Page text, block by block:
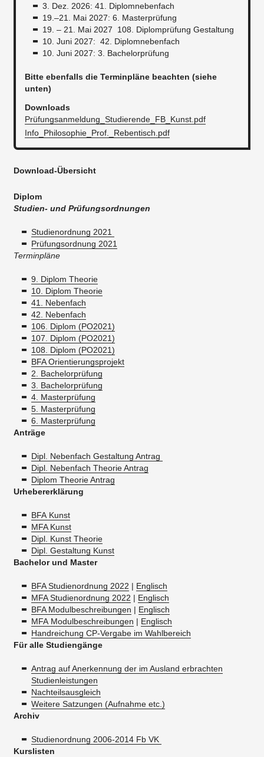
3. Dez. 2026: 41. Diplomnebenfach
19.–21. Mai 2027: 6. Masterprüfung
19. – 21. Mai 2027 108. Diplomprüfung Gestaltung
10. Juni 2027: 42. Diplomnebenfach
10. Juni 2027: 3. Bachelorprüfung
Bitte ebenfalls die Terminpläne beachten (siehe
unten)
Downloads
Prüfungsanmeldung_Studierende_FB_Kunst.pdf
Info_Philosophie_Prof._Rebentisch.pdf
Download-Übersicht
Diplom
Studien- und Prüfungsordnungen
Studienordnung 2021
Prüfungsordnung 2021
Terminpläne
9. Diplom Theorie
10. Diplom Theorie
41. Nebenfach
42. Nebenfach
106. Diplom (PO2021)
107. Diplom (PO2021)
108. Diplom (PO2021)
BFA Orientierungsprojekt
2. Bachelorprüfung
3. Bachelorprüfung
4. Masterprüfung
5. Masterprüfung
6. Masterprüfung
Anträge
Dipl. Nebenfach Gestaltung Antrag
Dipl. Nebenfach Theorie Antrag
Diplom Theorie Antrag
Urhebererklärung
BFA Kunst
MFA Kunst
Dipl. Kunst Theorie
Dipl. Gestaltung Kunst
Bachelor und Master
BFA Studienordnung 2022 | Englisch
MFA Studienordnung 2022 | Englisch
BFA Modulbeschreibungen | Englisch
MFA Modulbeschreibungen | Englisch
Handreichung CP-Vergabe im Wahlbereich
Für alle Studiengänge
Antrag auf Anerkennung der im Ausland erbrachten
Studienleistungen
Nachteilsausgleich
Weitere Satzungen (Aufnahme etc.)
Archiv
Studienordnung 2006-2014 Fb VK
Kurslisten